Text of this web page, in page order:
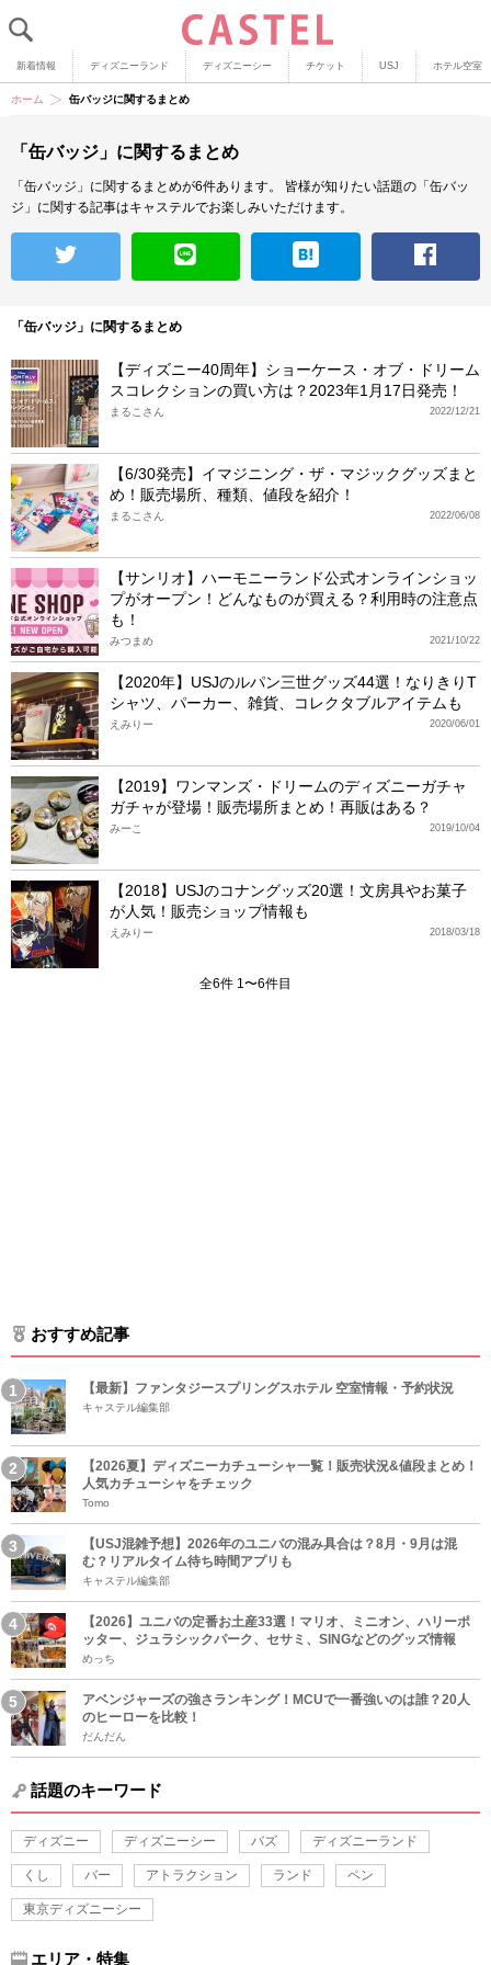
新着情報 ディズニーランド ディズニーシー チケット USJ ホテル空室
ホーム 缶バッジに関するまとめ
「缶バッジ」に関するまとめ
「缶バッジ」に関するまとめが6件あります。
皆様が知りたい話題の「缶バッ
ジ」に関する記事はキャステルでお楽しみいただけます。
「缶バッジ」に関するまとめ
【ディズニー40周年】ショーケース・オブ・ドリーム
スコレクションの買い方は？2023年1月17日発売！
2022/12/21
まるこさん
【6/30発売】イマジニング・ザ・マジックグッズまと
め！販売場所、種類、値段を紹介！
2022/06/08
まるこさん
【サンリオ】ハーモニーランド公式オンラインショッ
プがオープン！どんなものが買える？利用時の注意点
も！
2021/10/22
みつまめ
【2020年】USJのルパン三世グッズ44選！なりきりT
シャツ、パーカー、雑貨、コレクタブルアイテムも
2020/06/01
えみりー
【2019】ワンマンズ・ドリームのディズニーガチャ
ガチャが登場！販売場所まとめ！再販はある？
2019/10/04
みーこ
【2018】USJのコナングッズ20選！文房具やお菓子
が人気！販売ショップ情報も
2018/03/18
えみりー
全6件 1〜6件目
おすすめ記事
【最新】ファンタジースプリングスホテル 空室情報・予約状況
キャステル編集部
【2026夏】ディズニーカチューシャ一覧！販売状況&値段まとめ！
人気カチューシャをチェック
Tomo
【USJ混雑予想】2026年のユニバの混み具合は？8月・9月は混
む？リアルタイム待ち時間アプリも
キャステル編集部
【2026】ユニバの定番お土産33選！マリオ、ミニオン、ハリーポ
ッター、ジュラシックパーク、セサミ、SINGなどのグッズ情報
めっち
アベンジャーズの強さランキング！MCUで一番強いのは誰？20人
のヒーローを比較！
だんだん
話題のキーワード
ディズニー ディズニーシー バズ ディズニーランド
くし バー アトラクション ランド ペン
東京ディズニーシー
エリア・特集